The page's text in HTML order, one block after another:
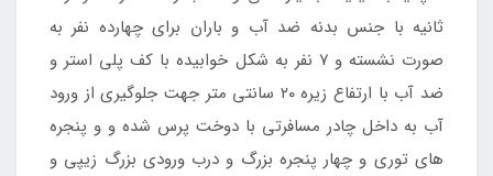
ثانیه با جنس بدنه ضد آب و باران برای چهارده نفر به
صورت نشسته و ۷ نفر به شکل خوابیده با کف پلی استر و
ضد آب با ارتفاع زیره ۲۰ سانتی متر جهت جلوگیری از ورود
آب به داخل چادر مسافرتی با دوخت پرس شده و و پنجره
های توری و چهار پنجره بزرگ و درب ورودی بزرگ زیپی و